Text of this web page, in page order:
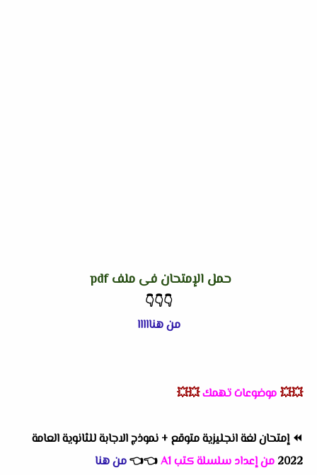
حمل الإمتحان فى ملف pdf
👇
👇
👇
من هنااااا
💥💥 موضوعات تهمك💥💥
⏪إمتحان لغة انجليزية متوقع + نموذج الاجابة للثانوية العامة
2022 من إعداد سلسلة كتب A1 👈
👈من هنا